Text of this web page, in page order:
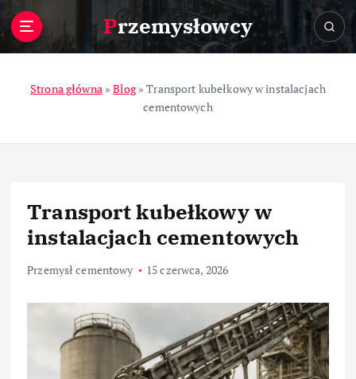
Przemysłowcy
Strona główna»Blog»Transport kubełkowy w instalacjach
cementowych
Transport kubełkowy w
instalacjach cementowych
Przemysł cementowy 15 czerwca, 2026